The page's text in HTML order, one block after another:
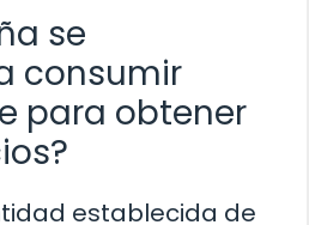
se
consumir
para obtener
establecida de